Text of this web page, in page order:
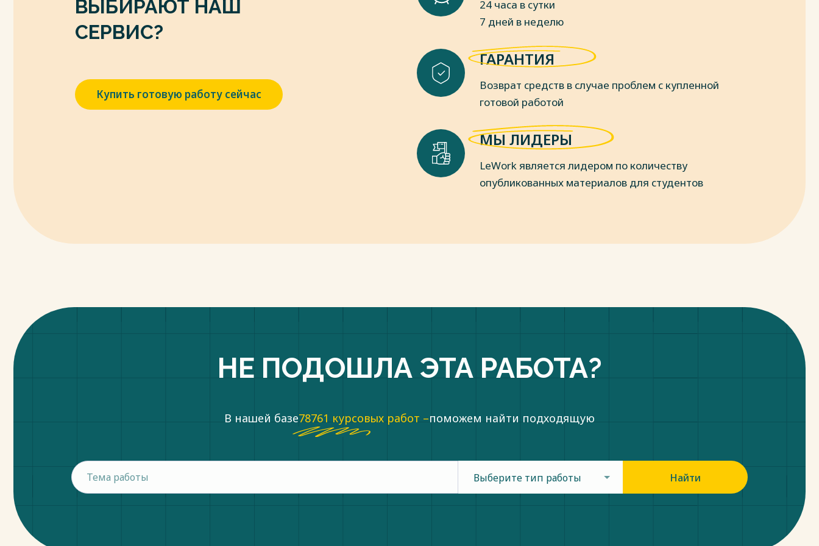
Федерации / В.И. Горобцов. - Красноярск. - 2017. – 200 с.
10. Джинджолия, Р. С. Российское уголовное право. В 2 частях. Общая часть.
Учебно-наглядное пособие (схемы) / Р. С. Джинджолия. — М.: Прометей. 2018. -
Весь текст будет доступен после покупки
ВЫБИРАЮТ НАШ
СЕРВИС?
Купить готовую работу сейчас
24 часа в сутки
7 дней в неделю
ГАРАНТИЯ
Возврат средств в случае проблем с купленной
готовой работой
МЫ ЛИДЕРЫ
LeWork является лидером по количеству
опубликованных материалов для студентов
НЕ ПОДОШЛА ЭТА РАБОТА?
В нашей базе78761 курсовых работ –поможем найти подходящую
Выберите тип работы Найти